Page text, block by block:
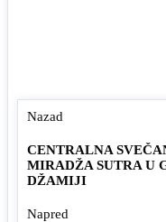
Nazad
CENTRALNA
MIRADŽA SUTRA U
DŽAMIJI
Napred